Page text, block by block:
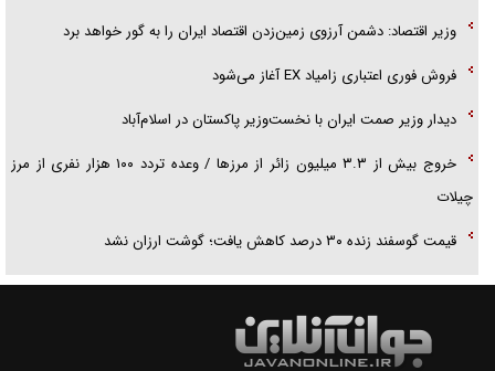
وزیر اقتصاد: دشمن آرزوی زمین‌زدن اقتصاد ایران را به گور خواهد برد
فروش فوری اعتباری زامیاد EX آغاز می‌شود
دیدار وزیر صمت ایران با نخست‌وزیر پاکستان در اسلام‌آباد
خروج بیش از ۳.۳ میلیون زائر از مرز‌ها / وعده تردد ۱۰۰ هزار نفری از مرز
چیلات
قیمت گوسفند زنده ۳۰ درصد کاهش یافت؛ گوشت ارزان نشد